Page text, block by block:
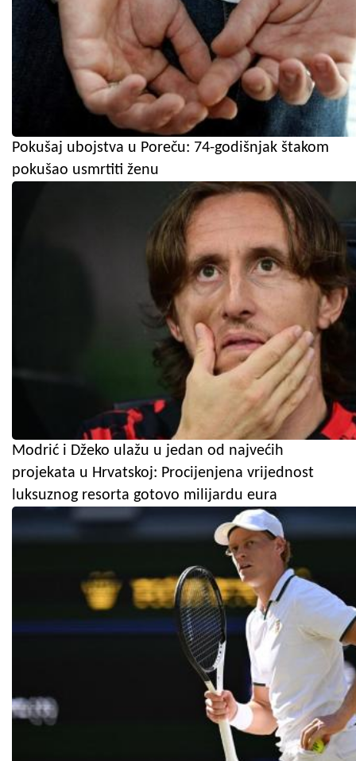
Pokušaj ubojstva u Poreču: 74-godišnjak štakom
pokušao usmrtiti ženu
Modrić i Džeko ulažu u jedan od najvećih
projekata u Hrvatskoj: Procijenjena vrijednost
luksuznog resorta gotovo milijardu eura